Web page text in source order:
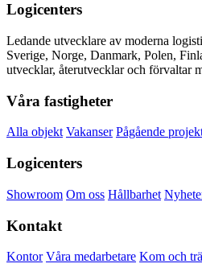
Logicenters
Ledande utvecklare av moderna
Sverige, Norge, Danmark, Polen,
utvecklar, återutvecklar och förvaltar
Våra fastigheter
Alla objekt Vakanser Pågående
Logicenters
Showroom Om oss Hållbarhet
Kontakt
Kontor Våra medarbetare Kom och